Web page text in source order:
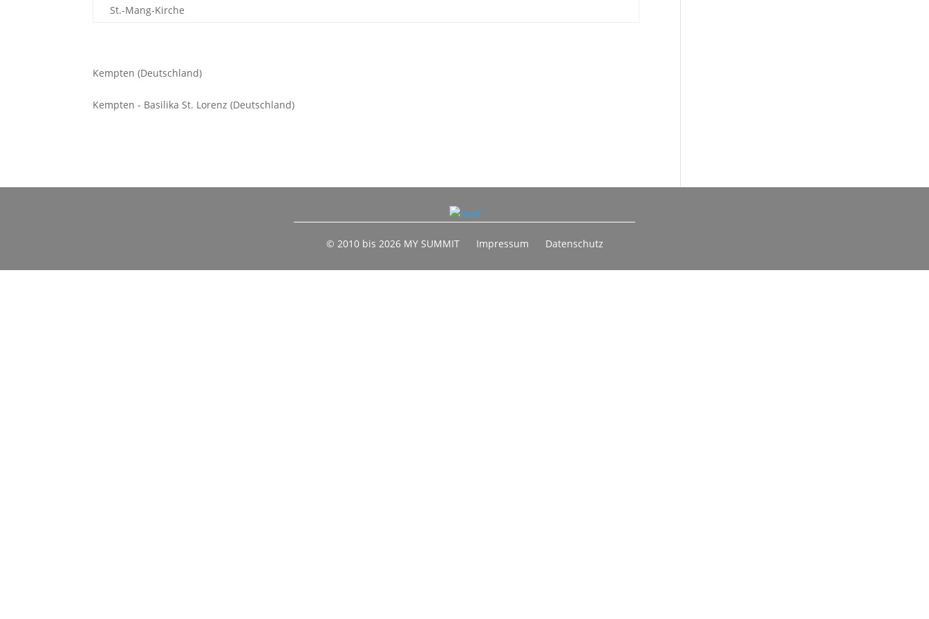
St.-Mang-Kirche
Kempten (Deutschland)
Kempten - Basilika St. Lorenz (Deutschland)
© 2010 bis 2026 MY SUMMIT Impressum Datenschutz